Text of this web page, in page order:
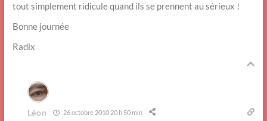
tout simplement ridicule quand ils se prennent au sérieux !
Bonne journée
Radix
Léon 26 octobre 2010 20 h 50 min